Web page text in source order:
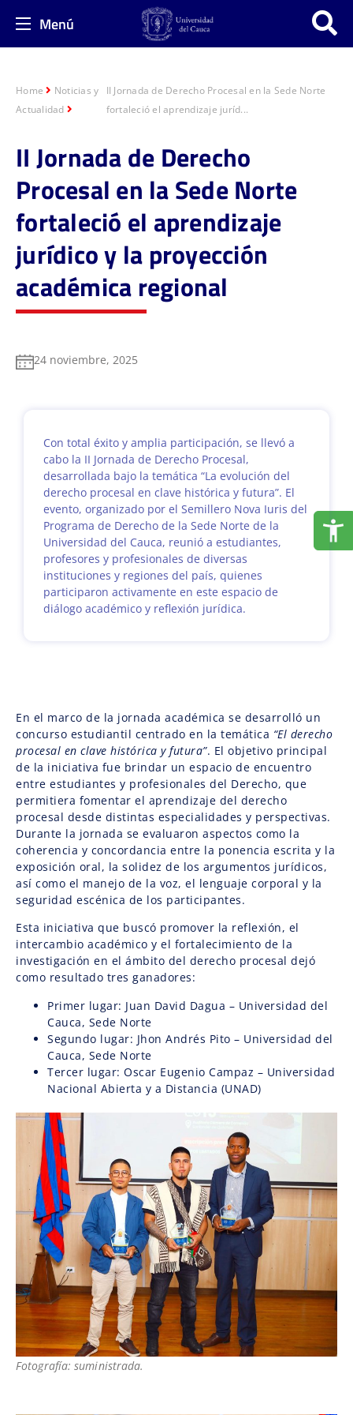
Menú
Home
Noticias y
Actualidad
II Jornada de Derecho Procesal en la Sede Norte
fortaleció el aprendizaje juríd...
II Jornada de Derecho
Procesal en la Sede Norte
fortaleció el aprendizaje
jurídico y la proyección
académica regional
24 noviembre, 2025
Con total éxito y amplia participación, se llevó a
cabo la II Jornada de Derecho Procesal,
desarrollada bajo la temática “La evolución del
derecho procesal en clave histórica y futura”. El
evento, organizado por el Semillero Nova Iuris del
Programa de Derecho de la Sede Norte de la
Universidad del Cauca, reunió a estudiantes,
profesores y profesionales de diversas
instituciones y regiones del país, quienes
participaron activamente en este espacio de
diálogo académico y reflexión jurídica.
En el marco de la jornada académica se desarrolló un
concurso estudiantil centrado en la temática “El derecho
procesal en clave histórica y futura”. El objetivo principal
de la iniciativa fue brindar un espacio de encuentro
entre estudiantes y profesionales del Derecho, que
permitiera fomentar el aprendizaje del derecho
procesal desde distintas especialidades y perspectivas.
Durante la jornada se evaluaron aspectos como la
coherencia y concordancia entre la ponencia escrita y la
exposición oral, la solidez de los argumentos jurídicos,
así como el manejo de la voz, el lenguaje corporal y la
seguridad escénica de los participantes.
Esta iniciativa que buscó promover la reflexión, el
intercambio académico y el fortalecimiento de la
investigación en el ámbito del derecho procesal dejó
como resultado tres ganadores:
Primer lugar: Juan David Dagua – Universidad del
Cauca, Sede Norte
Segundo lugar: Jhon Andrés Pito – Universidad del
Cauca, Sede Norte
Tercer lugar: Oscar Eugenio Campaz – Universidad
Nacional Abierta y a Distancia (UNAD)
Fotografía: suministrada.